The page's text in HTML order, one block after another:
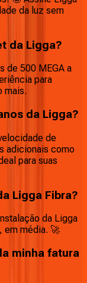
da luz sem
da Ligga?
de 500 MEGA a
para
mais.
da Ligga?
de
adicionais como
para suas
Ligga Fibra?
da Ligga
em média. 🚀
minha fatura